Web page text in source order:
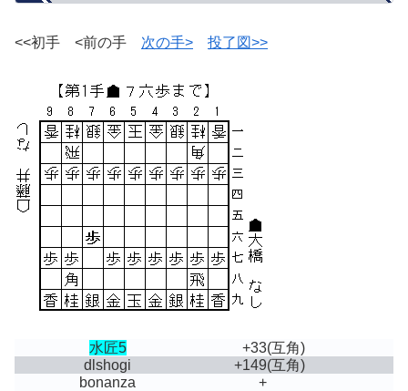
<<初手 <前の手 次の手> 投了図>>
水匠5 +33(互角)
dlshogi
+149(互角)
bonanza
+